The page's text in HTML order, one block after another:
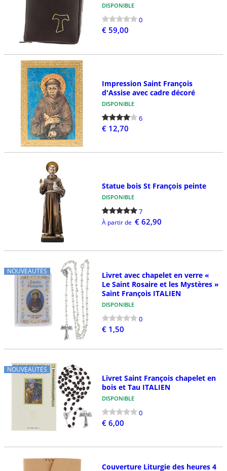
DISPONIBLE
0
€ 59,00
Impression Saint François
d'Assise avec cadre décoré
DISPONIBLE
6
€ 12,70
Statue bois St François peinte
DISPONIBLE
7
À partir de € 62,90
NOUVEAUTÉS
Livret avec chapelet en verre «
Le Saint Rosaire et les Mystères »
Saint François ITALIEN
DISPONIBLE
0
€ 1,50
NOUVEAUTÉS
Livret Saint François chapelet en
bois et Tau ITALIEN
DISPONIBLE
0
€ 6,00
Couverture Liturgie des heures 4